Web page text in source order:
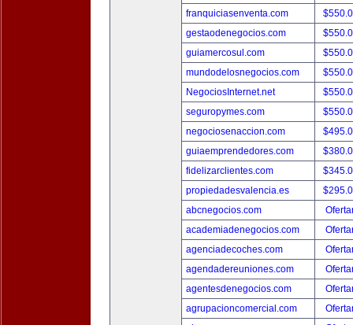
franquiciasenventa.com
gestaodenegocios.com
guiamercosul.com
mundodelosnegocios.com
NegociosInternet.net
seguropymes.com
negociosenaccion.com
guiaemprendedores.com
fidelizarclientes.com
propiedadesvalencia.es
abcnegocios.com
academiadenegocios.com
agenciadecoches.com
agendadereuniones.com
agentesdenegocios.com
agrupacioncomercial.com